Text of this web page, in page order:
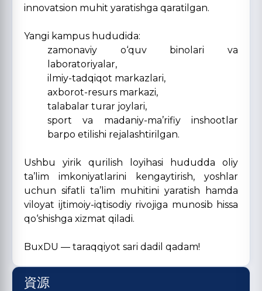
innovatsion muhit yaratishga qaratilgan.
Yangi kampus hududida:
zamonaviy o‘quv binolari va
laboratoriyalar,
ilmiy-tadqiqot markazlari,
axborot-resurs markazi,
talabalar turar joylari,
sport va madaniy-ma’rifiy inshootlar
barpo etilishi rejalashtirilgan.
Ushbu yirik qurilish loyihasi hududda oliy
ta’lim imkoniyatlarini kengaytirish, yoshlar
uchun sifatli ta’lim muhitini yaratish hamda
viloyat ijtimoiy-iqtisodiy rivojiga munosib hissa
qo‘shishga xizmat qiladi.
BuxDU — taraqqiyot sari dadil qadam!
資源